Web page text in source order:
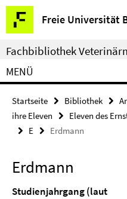
Springe
direkt
zu
Inhalt
Freie Universität
Service-
Navigation
Fachbibliothek
MENÜ
Startseite Bibliothek
ihre Eleven
Eleven des
E
Erdmann
Erdmann
Studienjahrgang (laut